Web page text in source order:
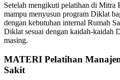
Setelah mengikuti pelatihan di Mitra
mampu menyusun program Diklat
dengan kebutuhan internal Rumah
Diklat sesuai dengan kaidah-kaidah
masing.
MATERI Pelatihan
Sakit